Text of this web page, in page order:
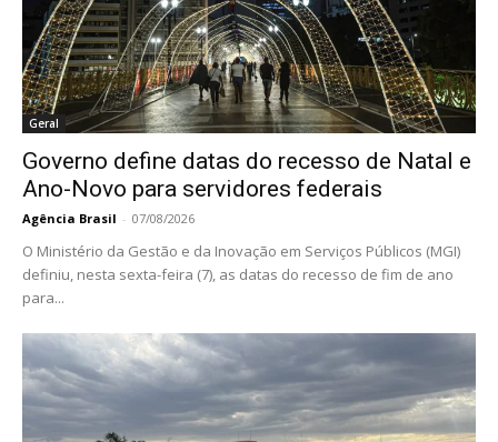
Geral
Governo define datas do recesso de Natal e
Ano-Novo para servidores federais
Agência Brasil - 07/08/2026
O Ministério da Gestão e da Inovação em Serviços Públicos (MGI)
definiu, nesta sexta-feira (7), as datas do recesso de fim de ano
para...